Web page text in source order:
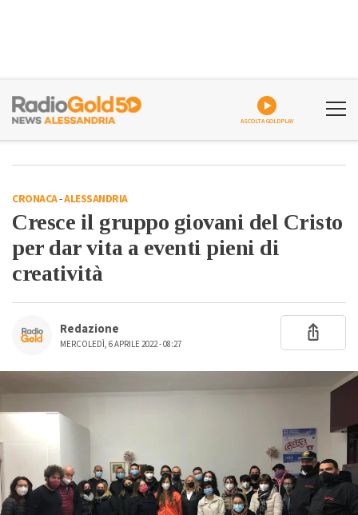
ASCOLTA GOLDPLAY
CRONACA-ALESSANDRIA
Cresce il gruppo giovani del Cristo
per dar vita a eventi pieni di
creatività
Redazione
MERCOLEDÌ, 6 APRILE 2022 - 08:27